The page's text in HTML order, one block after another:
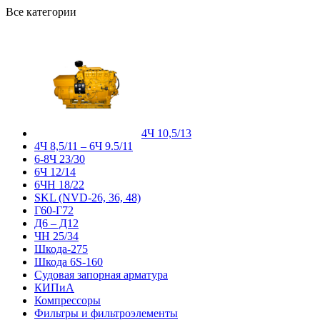
Все категории
4Ч 10,5/13
4Ч 8,5/11 – 6Ч 9.5/11
6-8Ч 23/30
6Ч 12/14
6ЧН 18/22
SKL (NVD-26, 36, 48)
Г60-Г72
Д6 – Д12
ЧН 25/34
Шкода-275
Шкода 6S-160
Судовая запорная арматура
КИПиА
Компрессоры
Фильтры и фильтроэлементы